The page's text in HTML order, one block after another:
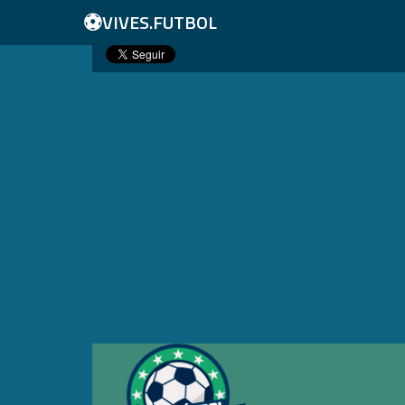
⚽VIVES.FUTBOL